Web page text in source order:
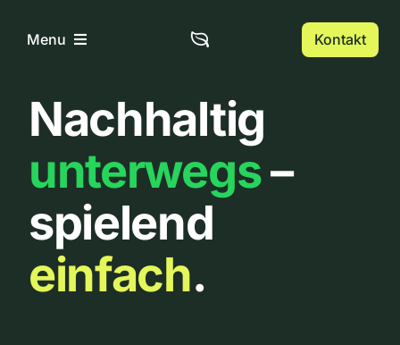
InhaltMenu
Home
Über uns
Urbanlist
Kontakt
Nachhaltig
unterwegs–
spielend
einfach.